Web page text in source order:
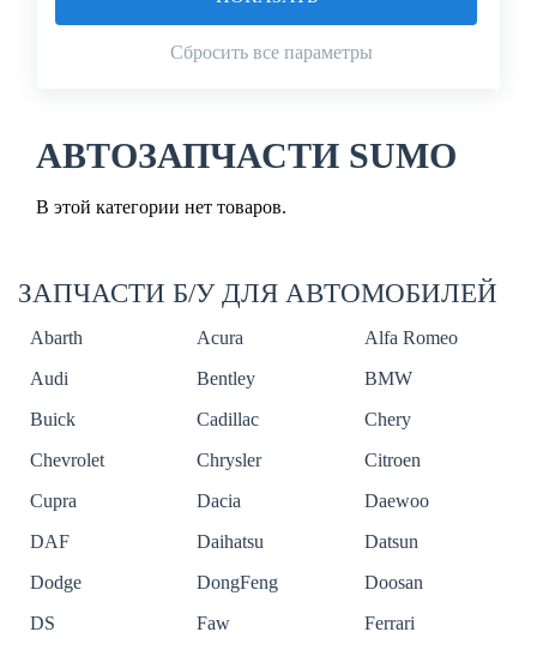
Сбросить все параметры
АВТОЗАПЧАСТИ SUMO
В этой категории нет товаров.
ЗАПЧАСТИ Б/У ДЛЯ АВТОМОБИЛЕЙ
Abarth Acura
Alfa Romeo
Audi
Bentley
BMW
Buick
Cadillac
Chery
Chevrolet
Chrysler
Citroen
Cupra
Dacia
Daewoo
DAF
Daihatsu
Datsun
Dodge
DongFeng
Doosan
DS
Faw
Ferrari